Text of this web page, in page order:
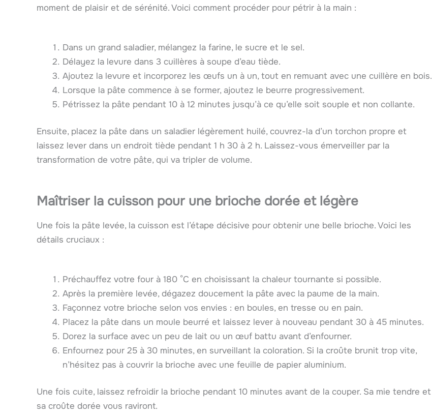
moment de plaisir et de sérénité. Voici comment procéder pour pétrir à la main :
Dans un grand saladier, mélangez la farine, le sucre et le sel.
Délayez la levure dans 3 cuillères à soupe d’eau tiède.
Ajoutez la levure et incorporez les œufs un à un, tout en remuant avec une cuillère en bois.
Lorsque la pâte commence à se former, ajoutez le beurre progressivement.
Pétrissez la pâte pendant 10 à 12 minutes jusqu’à ce qu’elle soit souple et non collante.
Ensuite, placez la pâte dans un saladier légèrement huilé, couvrez-la d’un torchon propre et
laissez lever dans un endroit tiède pendant 1 h 30 à 2 h. Laissez-vous émerveiller par la
transformation de votre pâte, qui va tripler de volume.
Maîtriser la cuisson pour une brioche dorée et légère
Une fois la pâte levée, la cuisson est l’étape décisive pour obtenir une belle brioche. Voici les
détails cruciaux :
Préchauffez votre four à 180 °C en choisissant la chaleur tournante si possible.
Après la première levée, dégazez doucement la pâte avec la paume de la main.
Façonnez votre brioche selon vos envies : en boules, en tresse ou en pain.
Placez la pâte dans un moule beurré et laissez lever à nouveau pendant 30 à 45 minutes.
Dorez la surface avec un peu de lait ou un œuf battu avant d’enfourner.
Enfournez pour 25 à 30 minutes, en surveillant la coloration. Si la croûte brunit trop vite,
n’hésitez pas à couvrir la brioche avec une feuille de papier aluminium.
Une fois cuite, laissez refroidir la brioche pendant 10 minutes avant de la couper. Sa mie tendre et
sa croûte dorée vous raviront.